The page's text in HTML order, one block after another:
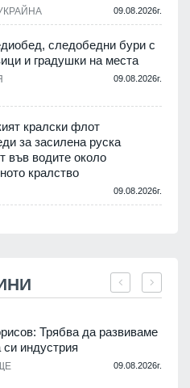
09.08.2026г.
следобедни бури с
и градушки на места
09.08.2026г.
кралски флот
за засилена руска
във водите около
кралство
09.08.2026г.
Трябва да развиваме
си индустрия
09.08.2026г.